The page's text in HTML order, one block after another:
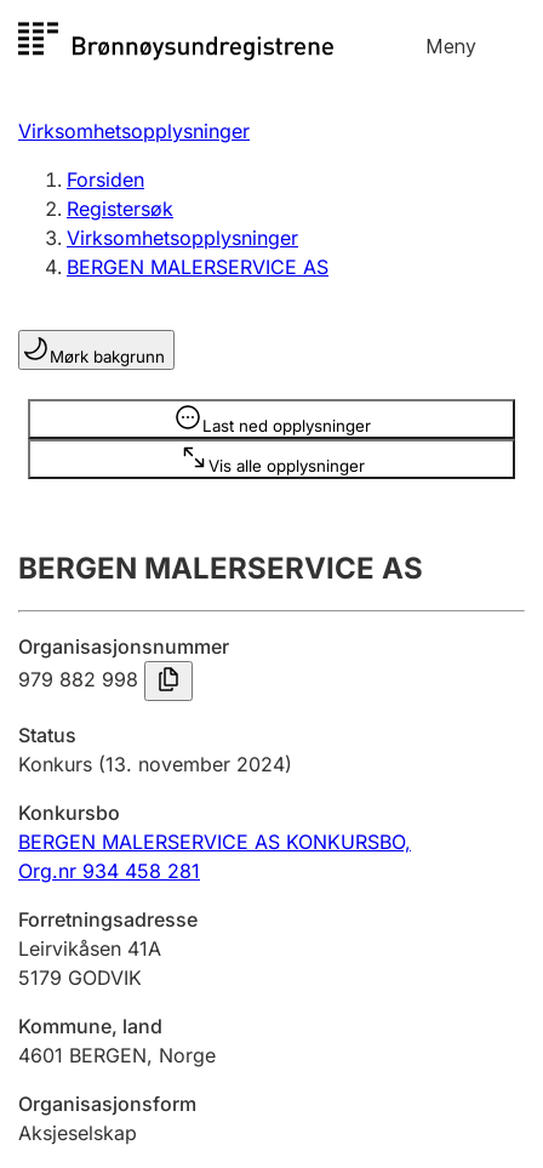
til
Meny
Registersøk
Aksjeselskap
Enkeltpersonforetak
Registrere, endre, slette
Lag og forening
Registrere, endre, slette
Årsregnskap
Innsending og forsinkelsesgebyr
Betaling og jegeravgiftskort
Ektepaktveileder
Andre tema
Virksomhetsopplysninger
Forsiden
Registersøk
Virksomhetsopplysninger
BERGEN MALERSERVICE AS
Mørk bakgrunn
Last ned opplysninger
Vis alle opplysninger
Opplysninger er skjult
BERGEN MALERSERVICE AS
Organisasjonsnummer
979 882 998
Status
Konkurs (13. november 2024)
Konkursbo
BERGEN MALERSERVICE AS KONKURSBO,
Org.nr 934 458 281
Forretningsadresse
Leirvikåsen 41A
5179 GODVIK
Kommune, land
4601 BERGEN, Norge
Organisasjonsform
Aksjeselskap